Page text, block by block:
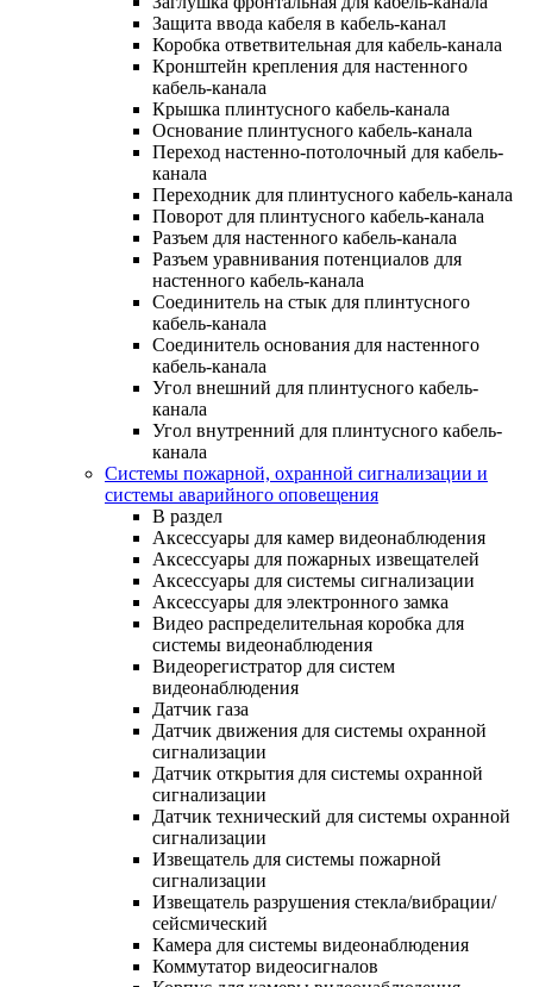
Защита ввода кабеля в кабель-канал
Коробка ответвительная для кабель-канала
Кронштейн крепления для настенного
кабель-канала
Крышка плинтусного кабель-канала
Основание плинтусного кабель-канала
Переход настенно-потолочный для кабель-
канала
Переходник для плинтусного кабель-канала
Поворот для плинтусного кабель-канала
Разъем для настенного кабель-канала
Разъем уравнивания потенциалов для
настенного кабель-канала
Соединитель на стык для плинтусного
кабель-канала
Соединитель основания для настенного
кабель-канала
Угол внешний для плинтусного кабель-
канала
Угол внутренний для плинтусного кабель-
канала
Системы пожарной, охранной сигнализации и
системы аварийного оповещения
В раздел
Аксессуары для камер видеонаблюдения
Аксессуары для пожарных извещателей
Аксессуары для системы сигнализации
Аксессуары для электронного замка
Видео распределительная коробка для
системы видеонаблюдения
Видеорегистратор для систем
видеонаблюдения
Датчик газа
Датчик движения для системы охранной
сигнализации
Датчик открытия для системы охранной
сигнализации
Датчик технический для системы охранной
сигнализации
Извещатель для системы пожарной
сигнализации
Извещатель разрушения стекла/вибрации/
сейсмический
Камера для системы видеонаблюдения
Коммутатор видеосигналов